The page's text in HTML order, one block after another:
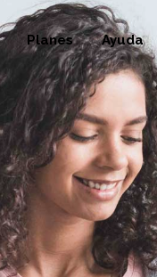
Planes Ayuda